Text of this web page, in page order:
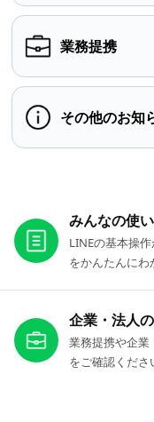
業務提携
その他のお知
みんなの使
LINEの基本操
をかんたんにわ
企業・法人
業務提携や企業
をご確認くださ